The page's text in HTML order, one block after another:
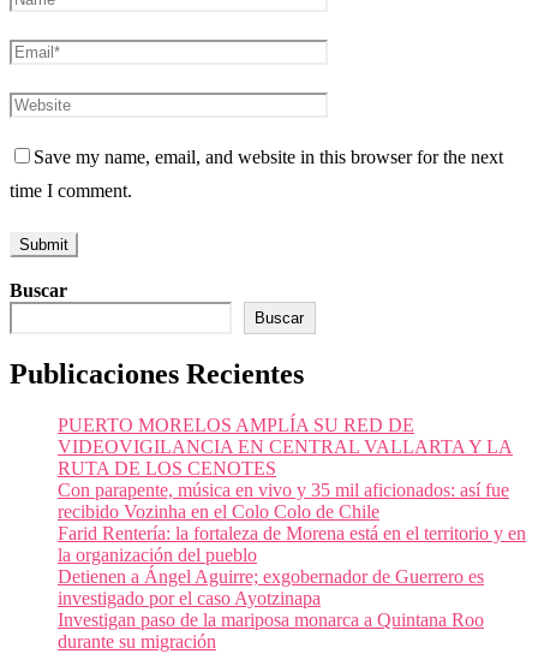
Save my name, email, and website in this browser for the next
time I comment.
Buscar
Buscar
Publicaciones Recientes
PUERTO MORELOS AMPLÍA SU RED DE
VIDEOVIGILANCIA EN CENTRAL VALLARTA Y LA
RUTA DE LOS CENOTES
Con parapente, música en vivo y 35 mil aficionados: así fue
recibido Vozinha en el Colo Colo de Chile
Farid Rentería: la fortaleza de Morena está en el territorio y en
la organización del pueblo
Detienen a Ángel Aguirre; exgobernador de Guerrero es
investigado por el caso Ayotzinapa
Investigan paso de la mariposa monarca a Quintana Roo
durante su migración